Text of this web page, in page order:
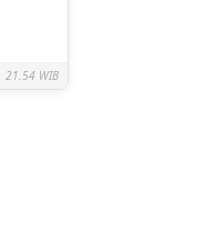
21.54 WIB